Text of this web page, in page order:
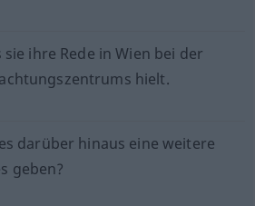
ihre Rede in Wien bei der
hielt.
darüber hinaus eine weitere
geben?